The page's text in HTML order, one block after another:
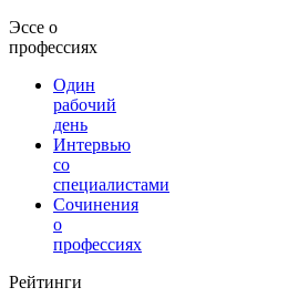
Эссе о
профессиях
Один
рабочий
день
Интервью
со
специалистами
Сочинения
о
профессиях
Рейтинги